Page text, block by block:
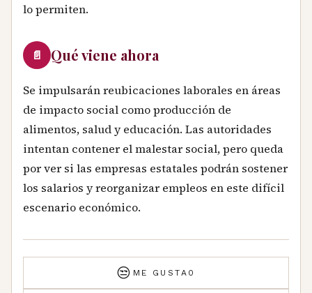
lo permiten.
📄 Qué viene ahora
Se impulsarán reubicaciones laborales en áreas
de impacto social como producción de
alimentos, salud y educación. Las autoridades
intentan contener el malestar social, pero queda
por ver si las empresas estatales podrán sostener
los salarios y reorganizar empleos en este difícil
escenario económico.
😒 ME GUSTA 0